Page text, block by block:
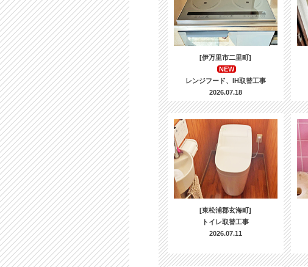
[伊万里市二里町]
NEW
レンジフード、IH取替工事
2026.07.18
[東松浦郡玄海町]
トイレ取替工事
2026.07.11